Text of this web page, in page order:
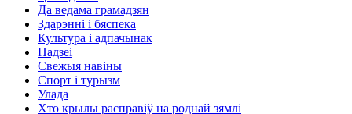
Да ведама грамадзян
Здарэнні і бяспека
Культура і адпачынак
Падзеі
Свежыя навіны
Спорт і турызм
Улада
Хто крылы расправіў на роднай зямлі